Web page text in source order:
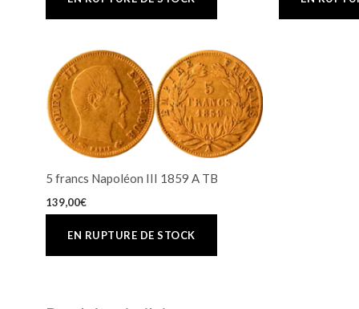
5 francs Napoléon III 1859 A TB
139,00€